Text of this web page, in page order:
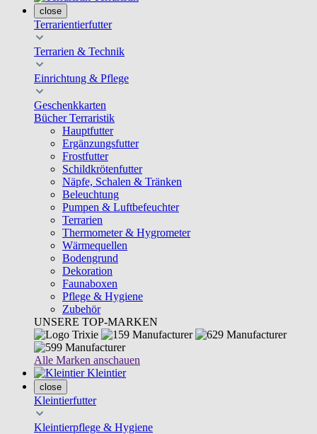
close
Terrarientierfutter
Terrarien & Technik
Einrichtung & Pflege
Geschenkkarten
Bücher Terraristik
Hauptfutter
Ergänzungsfutter
Frostfutter
Schildkrötenfutter
Näpfe, Schalen & Tränken
Beleuchtung
Pumpen & Luftbefeuchter
Terrarien
Thermometer & Hygrometer
Wärmequellen
Bodengrund
Dekoration
Faunaboxen
Pflege & Hygiene
Zubehör
UNSERE TOP-MARKEN
Alle Marken anschauen
Kleintier
close
Kleintierfutter
Kleintierpflege & Hygiene